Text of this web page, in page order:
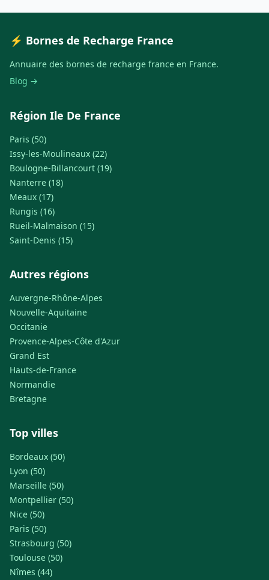
⚡ Bornes de Recharge France
Annuaire des bornes de recharge france en France.
Blog →
Région Ile De France
Paris (50)
Issy-les-Moulineaux (22)
Boulogne-Billancourt (19)
Nanterre (18)
Meaux (17)
Rungis (16)
Rueil-Malmaison (15)
Saint-Denis (15)
Autres régions
Auvergne-Rhône-Alpes
Nouvelle-Aquitaine
Occitanie
Provence-Alpes-Côte d'Azur
Grand Est
Hauts-de-France
Normandie
Bretagne
Top villes
Bordeaux (50)
Lyon (50)
Marseille (50)
Montpellier (50)
Nice (50)
Paris (50)
Strasbourg (50)
Toulouse (50)
Nîmes (44)